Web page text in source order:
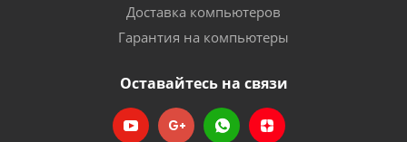
Доставка компьютеров
Гарантия на компьютеры
Оставайтесь на связи